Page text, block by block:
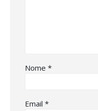
Nome *
Email *